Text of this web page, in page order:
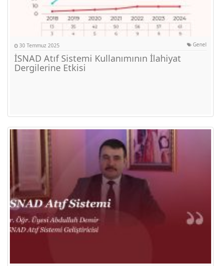
30 Temmuz 2025 Genel
İSNAD Atıf Sistemi Kullanımının İlahiyat
Dergilerine Etkisi